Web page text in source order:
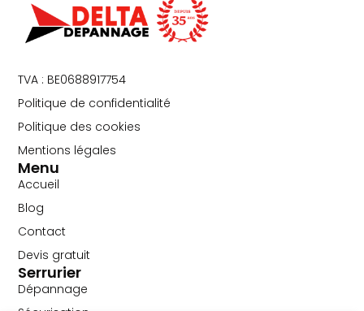
TVA : BE0688917754
Politique de confidentialité
Politique des cookies
Mentions légales
Menu
Accueil
Blog
Contact
Devis gratuit
Serrurier
Dépannage